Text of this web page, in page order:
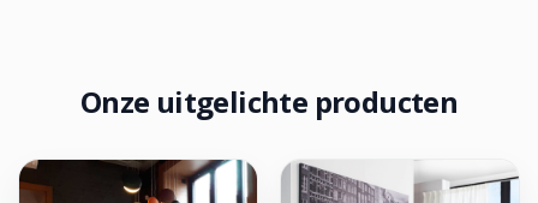
Onze uitgelichte producten